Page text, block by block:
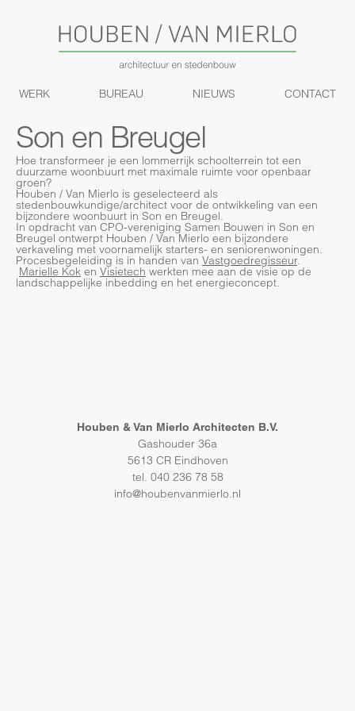
WERK BUREAU NIEUWS CONTACT
Son en Breugel
Hoe transformeer je een lommerrijk schoolterrein tot een
duurzame woonbuurt met maximale ruimte voor openbaar
groen?
Houben / Van Mierlo is geselecteerd als
stedenbouwkundige/architect voor de ontwikkeling van een
bijzondere woonbuurt in Son en Breugel.
In opdracht van CPO-vereniging Samen Bouwen in Son en
Breugel ontwerpt Houben / Van Mierlo een bijzondere
verkaveling met voornamelijk starters- en seniorenwoningen.
Procesbegeleiding is in handen van Vastgoedregisseur.
Marielle Kok en Visietech werkten mee aan de visie op de
landschappelijke inbedding en het energieconcept.
Houben & Van Mierlo Architecten B.V.
Gashouder 36a
5613 CR Eindhoven
tel. 040 236 78 58
info@houbenvanmierlo.nl